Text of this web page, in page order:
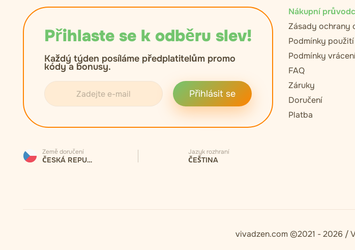
Přihlaste se k odběru slev!
Každý týden posíláme předplatitelům promo
kódy a bonusy.
Přihlásit se
Země doručení
ČESKÁ REPUBLIKA
Jazyk rozhraní
ČEŠTINA
Nákupní
Zásady ochrany
Podmínky použití
Podmínky
FAQ
Záruky
Doručení
Platba
vivadzen.com ©2021 - 2026 /